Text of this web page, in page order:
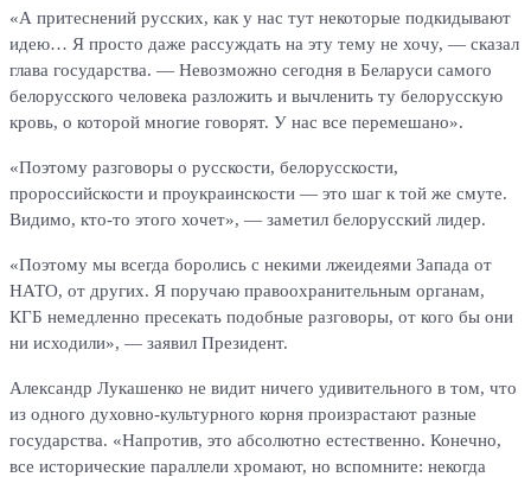
«А притеснений русских, как у нас тут некоторые подкидывают
идею… Я просто даже рассуждать на эту тему не хочу, — сказал
глава государства. — Невозможно сегодня в Беларуси самого
белорусского человека разложить и вычленить ту белорусскую
кровь, о которой многие говорят. У нас все перемешано».
«Поэтому разговоры о русскости, белорусскости,
пророссийскости и проукраинскости — это шаг к той же смуте.
Видимо, кто-то этого хочет», — заметил белорусский лидер.
«Поэтому мы всегда боролись с некими лжеидеями Запада от
НАТО, от других. Я поручаю правоохранительным органам,
КГБ немедленно пресекать подобные разговоры, от кого бы они
ни исходили», — заявил Президент.
Александр Лукашенко не видит ничего удивительного в том, что
из одного духовно-культурного корня произрастают разные
государства. «Напротив, это абсолютно естественно. Конечно,
все исторические параллели хромают, но вспомните: некогда